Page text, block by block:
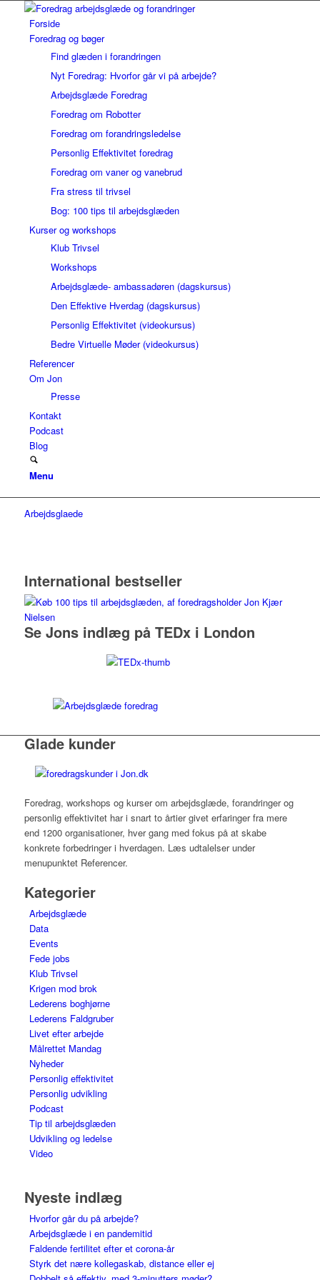
Forside
Foredrag og bøger
Find glæden i forandringen
Nyt Foredrag: Hvorfor går vi på arbejde?
Arbejdsglæde Foredrag
Foredrag om Robotter
Foredrag om forandringsledelse
Personlig Effektivitet foredrag
Foredrag om vaner og vanebrud
Fra stress til trivsel
Bog: 100 tips til arbejdsglæden
Kurser og workshops
Klub Trivsel
Workshops
Arbejdsglæde- ambassadøren (dagskursus)
Den Effektive Hverdag (dagskursus)
Personlig Effektivitet (videokursus)
Bedre Virtuelle Møder (videokursus)
Referencer
Om Jon
Presse
Kontakt
Podcast
Blog
Menu
Arbejdsglaede
International bestseller
Se Jons indlæg på TEDx i London
Glade kunder
Foredrag, workshops og kurser om arbejdsglæde, forandringer og
personlig effektivitet har i snart to årtier givet erfaringer fra mere
end 1200 organisationer, hver gang med fokus på at skabe
konkrete forbedringer i hverdagen. Læs udtalelser under
menupunktet Referencer.
Kategorier
Arbejdsglæde
Data
Events
Fede jobs
Klub Trivsel
Krigen mod brok
Lederens boghjørne
Lederens Faldgruber
Livet efter arbejde
Målrettet Mandag
Nyheder
Personlig effektivitet
Personlig udvikling
Podcast
Tip til arbejdsglæden
Udvikling og ledelse
Video
Nyeste indlæg
Hvorfor går du på arbejde?
Arbejdsglæde i en pandemitid
Faldende fertilitet efter et corona-år
Styrk det nære kollegaskab, distance eller ej